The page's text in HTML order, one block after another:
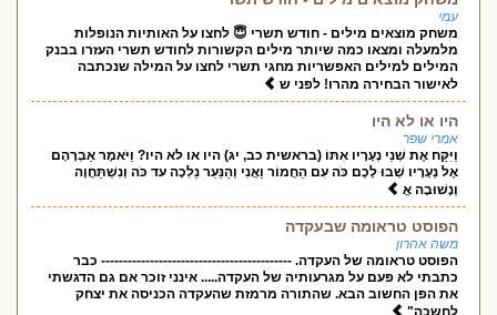
עמי
משחק מוצאים מילים - חודש תשרי 😇 לחצו על האותיות הנופלות
מלמעלה ומצאו כמה שיותר מילים הקשורות לחודש תשרי העזרו בבנק
המילים למילים האפשריות מחגי תשרי לחצו על המילה שנכתבה
לאישור הבחירה מהרו! לפני ש
היו או לא היו
אמרי שפר
וַיִּקַּח אֶת שְׁנֵי נְעָרָיו אִתּוֹ (בראשית כב, יג) היו או לא היו? וַיֹּאמֶר אַבְרָהָם
אֶל נְעָרָיו שְׁבוּ לָכֶם כֹּה עִם הַחֲמוֹר וַאֲנִי וְהַנַּעַר נֵלְכָה עד כֹּה וְנִשְׁתַּחֲוֶה
וְנָשׁוּבָה אֲ
הפוסט טראומה שבעקדה
משה אהרון
הפוסט טראומה של העקדה. ------------------------------------------- כבר
כתבתי לא פעם על מגרעותיה של העקדה..... אינני זוכר אם גם הדגשתי
את הפן החשוב הבא. שהתורה מרמזת שהעקדה הכניסה את יצחק
לחשכה"